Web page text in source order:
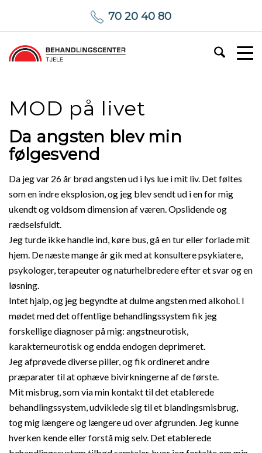
70 20 40 80
MOD på livet
Da angsten blev min
følgesvend
Da jeg var 26 år brød angsten ud i lys lue i mit liv. Det føltes
som en indre eksplosion, og jeg blev sendt ud i en for mig
ukendt og voldsom dimension af væren. Opslidende og
rædselsfuldt.
Jeg turde ikke handle ind, køre bus, gå en tur eller forlade mit
hjem. De næste mange år gik med at konsultere psykiatere,
psykologer, terapeuter og naturhelbredere efter et svar og en
løsning.
Intet hjalp, og jeg begyndte at dulme angsten med alkohol. I
mødet med det offentlige behandlingssystem fik jeg
forskellige diagnoser på mig: angstneurotisk,
karakterneurotisk og endda endogen deprimeret.
Jeg afprøvede diverse piller, og fik ordineret andre
præparater til at ophæve bivirkningerne af de første.
Mit misbrug, som via min kontakt til det etablerede
behandlingssystem, udviklede sig til et blandingsmisbrug,
tog mig længere og længere ud over afgrunden. Jeg kunne
hverken kende eller forstå mig selv. Det etablerede